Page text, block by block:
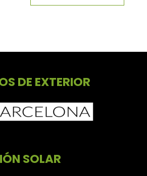
DE EXTERIOR
SOLAR